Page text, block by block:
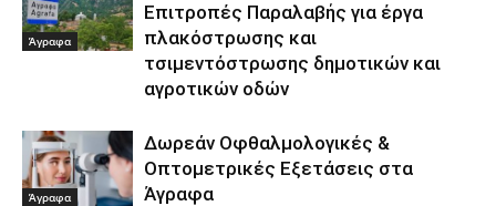
Άγραφα
Επιτροπές Παραλαβής για έργα
πλακόστρωσης και
τσιμεντόστρωσης δημοτικών και
αγροτικών οδών
Άγραφα
Δωρεάν Οφθαλμολογικές &
Οπτομετρικές Εξετάσεις στα
Άγραφα